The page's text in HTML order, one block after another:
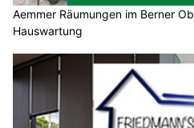
Aemmer Räumungen im Berner
Hauswartung